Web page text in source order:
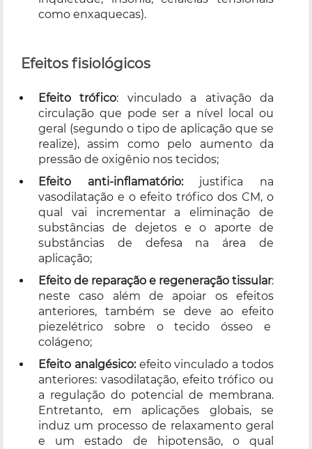
como enxaquecas).
Efeitos fisiológicos
Efeito trófico: vinculado a ativação da
circulação que pode ser a nível local ou
geral (segundo o tipo de aplicação que se
realize), assim como pelo aumento da
pressão de oxigênio nos tecidos;
Efeito anti-inflamatório:justifica na
vasodilatação e o efeito trófico dos CM, o
qual vai incrementar a eliminação de
substâncias de dejetos e o aporte de
substâncias de defesa na área de
aplicação;
Efeito de reparação e regeneração tissular:
neste caso além de apoiar os efeitos
anteriores, também se deve ao efeito
piezelétrico sobre o tecido ósseo e
colágeno;
Efeito analgésico:efeito vinculado a todos
anteriores: vasodilatação, efeito trófico ou
a regulação do potencial de membrana.
Entretanto, em aplicações globais, se
induz um processo de relaxamento geral
e um estado de hipotensão, o qual